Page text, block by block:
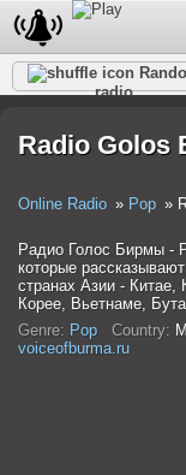
radio
Hip-Hop
Trance
Radio
Online Radio Pop
Радио Голос Бирмы -
которые
странах Азии -
Корее, Вьетнаме,
Genre: Pop Country:
voiceofburma.ru